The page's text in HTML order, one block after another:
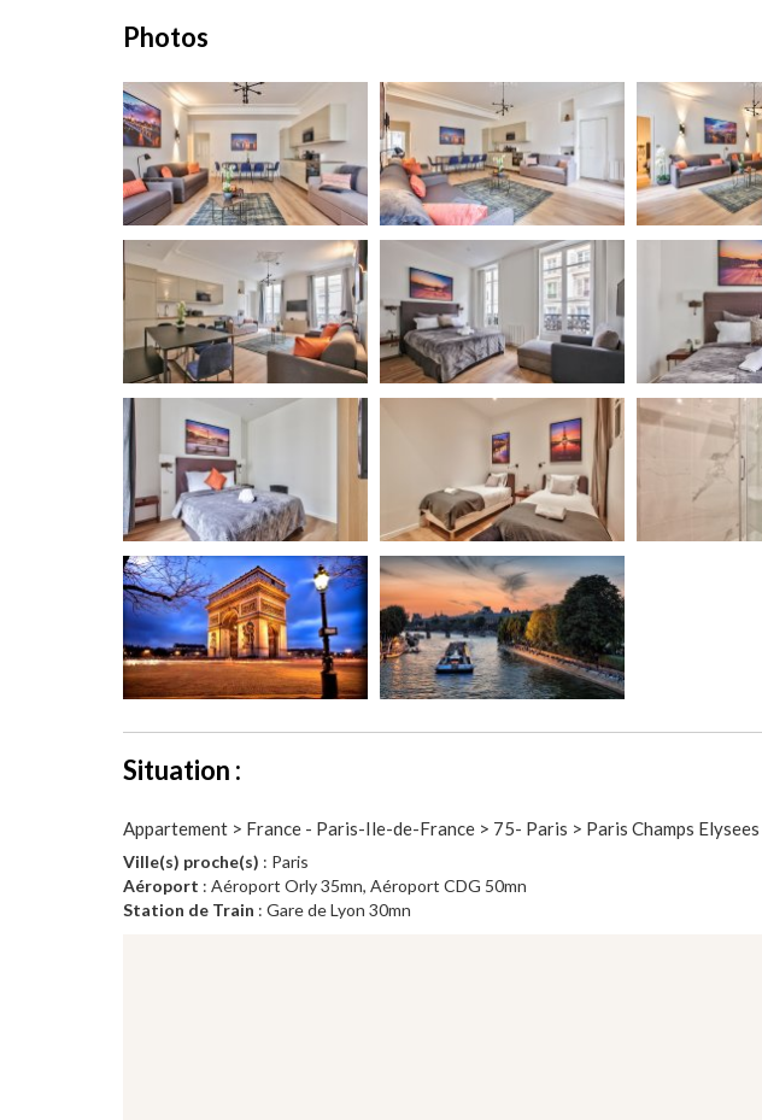
Photos
Situation :
Appartement > France - Paris-Ile-de-France > 75- Paris > Paris Champs Elysees
Ville(s) proche(s) : Paris
Aéroport : Aéroport Orly 35mn, Aéroport CDG 50mn
Station de Train : Gare de Lyon 30mn